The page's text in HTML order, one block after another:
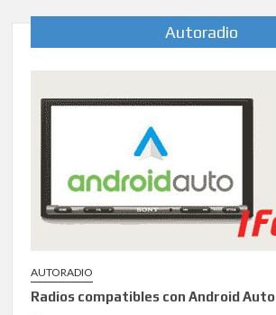
Autoradio
AUTORADIO
Radios compatibles con Android Auto